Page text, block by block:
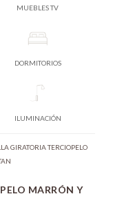
MUEBLES TV
DORMITORIOS
ILUMINACIÓN
GIRATORIA TERCIOPELO
MARRÓN Y